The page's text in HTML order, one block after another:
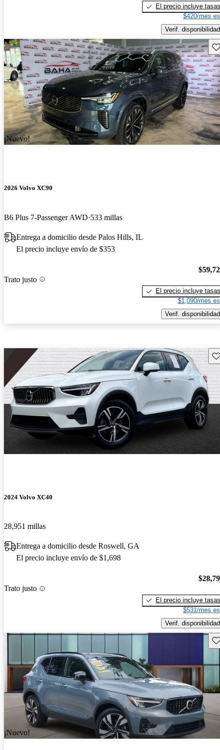
El precio incluye tasas
$420/mes
Verif. disponibilidad
¡Nuevo!
2026 Volvo XC90
B6 Plus 7-Passenger AWD 533 millas
Entrega a domicilio desde Palos Hills, IL
El precio incluye envío de $353
Trato justo
El precio incluye tasas
$1,090/mes
Verif. disponibilidad
2024 Volvo XC40
28,951 millas
Entrega a domicilio desde Roswell, GA
El precio incluye envío de $1,698
Trato justo
El precio incluye tasas
$531/mes
Verif. disponibilidad
¡Nuevo!